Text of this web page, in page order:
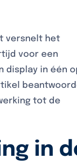
versnelt het
voor een
in één
tot de
in